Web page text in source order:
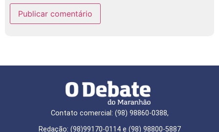
Contato comercial: (98) 98860-0388,
Redação: (98)99170-0114 e (98) 98800-5887